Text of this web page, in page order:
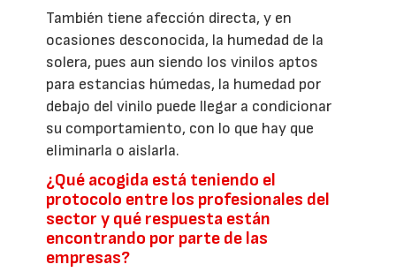
También tiene afección directa, y en
ocasiones desconocida, la humedad de la
solera, pues aun siendo los vinilos aptos
para estancias húmedas, la humedad por
debajo del vinilo puede llegar a condicionar
su comportamiento, con lo que hay que
eliminarla o aislarla.
¿Qué acogida está teniendo el
protocolo entre los profesionales del
sector y qué respuesta están
encontrando por parte de las
empresas?